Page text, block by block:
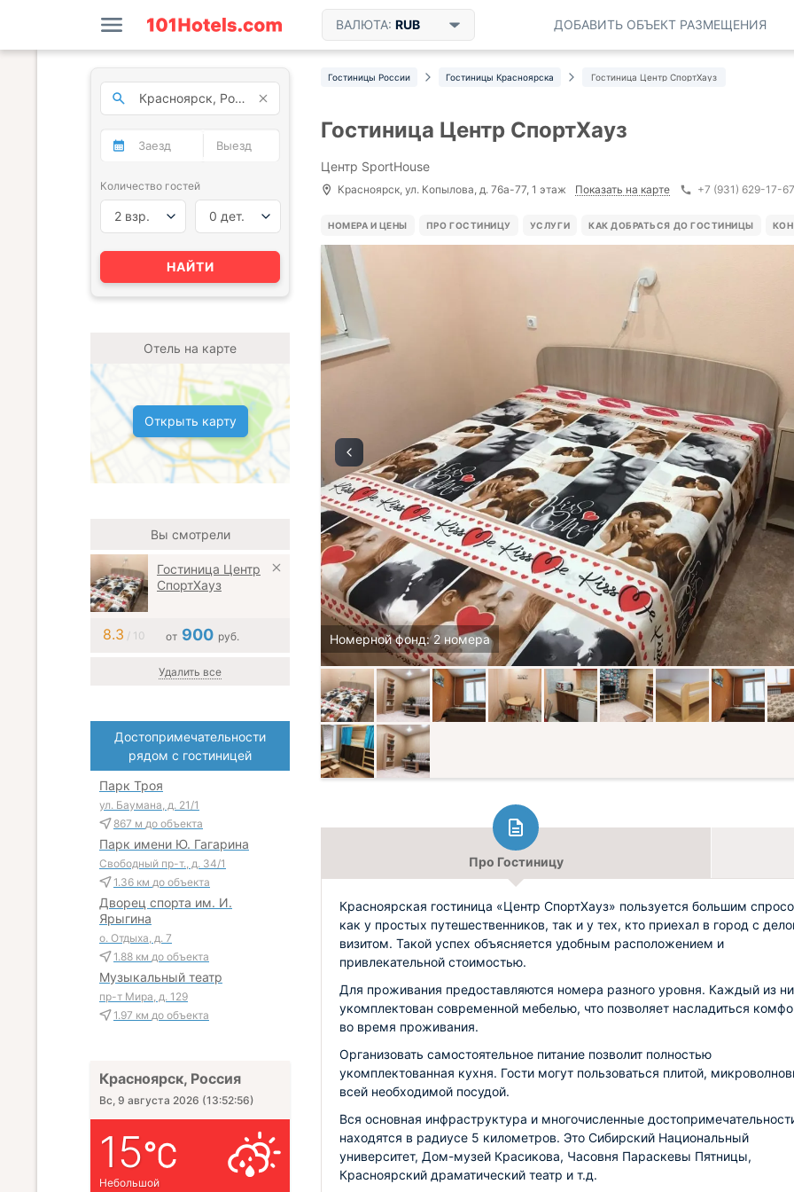
ВАЛЮТА: RUB ДОБАВИТЬ ОБЪЕКТ РАЗМЕЩЕНИЯ
Гостиницы России Гостиницы Красноярска Гостиница Центр СпортХауз
Гостиница Центр СпортХауз
Центр SportHouse
Красноярск, ул. Копылова, д. 76а-77, 1 этаж Показать на карте +7 (931) 629-17-67
НОМЕРА И ЦЕНЫ ПРО ГОСТИНИЦУ УСЛУГИ КАК ДОБРАТЬСЯ ДО ГОСТИНИЦЫ
Номерной фонд: 2 номера
Про Гостиницу
Красноярская гостиница «Центр СпортХауз» пользуется большим
как у простых путешественников, так и у тех, кто приехал в город с
визитом. Такой успех объясняется удобным расположением и
привлекательной стоимостью.
Для проживания предоставляются номера разного уровня. Каждый из
укомплектован современной мебелью, что позволяет насладиться
во время проживания.
Организовать самостоятельное питание позволит полностью
укомплектованная кухня. Гости могут пользоваться плитой,
всей необходимой посудой.
Вся основная инфраструктура и многочисленные
находятся в радиусе 5 километров. Это Сибирский Национальный
университет, Дом-музей Красикова, Часовня Параскевы Пятницы,
Красноярский драматический театр и т.д.
Количество гостей
2 взр. 0 дет.
НАЙТИ
Отель на карте
Открыть карту
Вы смотрели
Гостиница Центр
СпортХауз
8.3 / 10 от 900 руб.
Удалить все
Достопримечательности
рядом с гостиницей
Парк Троя
ул. Баумана, д. 21/1
867 м до объекта
Парк имени Ю. Гагарина
Свободный пр-т., д. 34/1
1.36 км до объекта
Дворец спорта им. И.
Ярыгина
о. Отдыха, д. 7
1.88 км до объекта
Музыкальный театр
пр-т Мира, д. 129
1.97 км до объекта
Красноярск, Россия
Вс, 9 августа 2026 (13:52:57)
15
Небольшой